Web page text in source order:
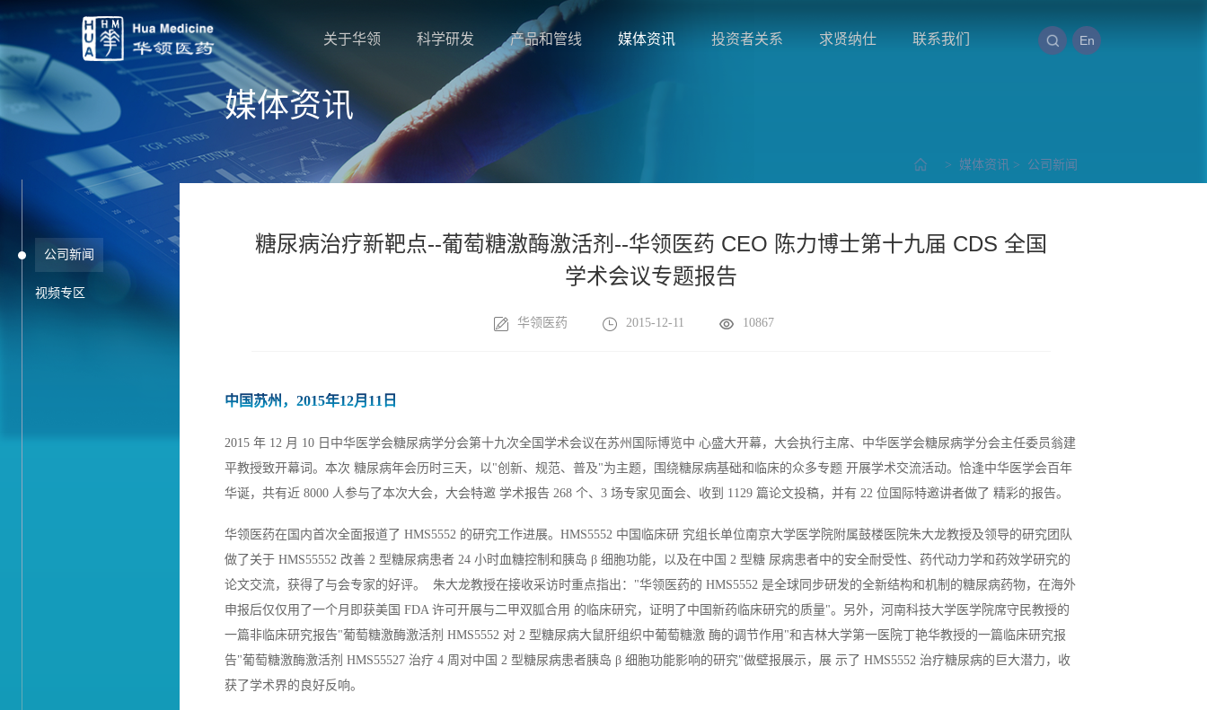
关于华领 科学研发 产品和管线 媒体资讯 投资者关系 求贤纳仕 联系我们 En
媒体资讯
> 媒体资讯 > 公司新闻
公司新闻
视频专区
糖尿病治疗新靶点--葡萄糖激酶激活剂--华领医药 CEO 陈力博士第十九届 CDS 全国
学术会议专题报告
华领医药 2015-12-11 10867
中国苏州，2015年12月11日
2015 年 12 月 10 日中华医学会糖尿病学分会第十九次全国学术会议在苏州国际博览中 心盛大开幕，大会执行主席、中华医学会糖尿病学分会主任委员翁建
平教授致开幕词。本次 糖尿病年会历时三天，以"创新、规范、普及"为主题，围绕糖尿病基础和临床的众多专题 开展学术交流活动。恰逢中华医学会百年
华诞，共有近 8000 人参与了本次大会，大会特邀 学术报告 268 个、3 场专家见面会、收到 1129 篇论文投稿，并有 22 位国际特邀讲者做了 精彩的报告。
华领医药在国内首次全面报道了 HMS5552 的研究工作进展。HMS5552 中国临床研 究组长单位南京大学医学院附属鼓楼医院朱大龙教授及领导的研究团队
做了关于 HMS55552 改善 2 型糖尿病患者 24 小时血糖控制和胰岛 β 细胞功能，以及在中国 2 型糖 尿病患者中的安全耐受性、药代动力学和药效学研究的
论文交流，获得了与会专家的好评。  朱大龙教授在接收采访时重点指出："华领医药的 HMS5552 是全球同步研发的全新结构和机制的糖尿病药物，在海外
申报后仅仅用了一个月即获美国 FDA 许可开展与二甲双胍合用 的临床研究，证明了中国新药临床研究的质量"。另外，河南科技大学医学院席守民教授的
一篇非临床研究报告"葡萄糖激酶激活剂 HMS5552 对 2 型糖尿病大鼠肝组织中葡萄糖激 酶的调节作用"和吉林大学第一医院丁艳华教授的一篇临床研究报
告"葡萄糖激酶激活剂 HMS55527 治疗 4 周对中国 2 型糖尿病患者胰岛 β 细胞功能影响的研究"做壁报展示，展 示了 HMS5552 治疗糖尿病的巨大潜力，收
获了学术界的良好反响。